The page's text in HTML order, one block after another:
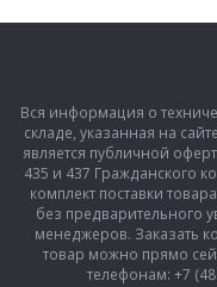
Вся информация о
складе, указанная на
является публичной
435 и 437 Гражданского
комплект поставки
без предварительного
менеджеров. Заказать
товар можно прямо
телефонам: +7